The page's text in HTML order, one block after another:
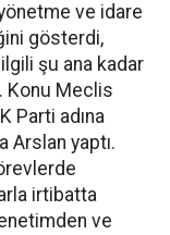
ve idare
gösterdi,
şu ana kadar
Konu Meclis
Parti adına
Arslan yaptı.
irtibatta
ve